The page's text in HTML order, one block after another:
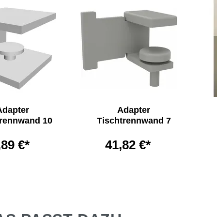
10
€*
Adapter
Tischtrennwand 7
41,82 €*